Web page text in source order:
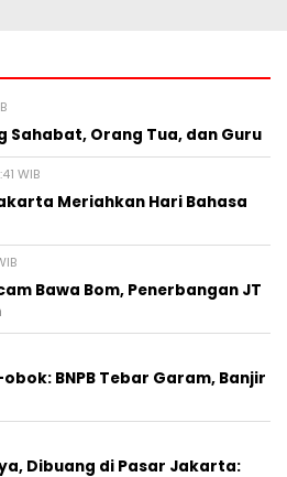
Sahabat, Orang Tua, dan Guru
WIB
Meriahkan Hari Bahasa
Bawa Bom, Penerbangan JT
BNPB Tebar Garam, Banjir
Dibuang di Pasar Jakarta: